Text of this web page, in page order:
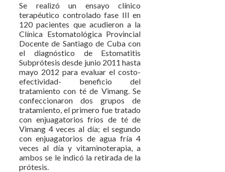
Se realizó un ensayo clínico
terapéutico controlado fase III en
120 pacientes que acudieron a la
Clínica Estomatológica Provincial
Docente de Santiago de Cuba con
el diagnóstico de Estomatitis
Subprótesis desde junio 2011 hasta
mayo 2012 para evaluar el costo-
efectividad- beneficio del
tratamiento con té de Vimang. Se
confeccionaron dos grupos de
tratamiento, el primero fue tratado
con enjuagatorios fríos de té de
Vimang 4 veces al día; el segundo
con enjuagatorios de agua fría 4
veces al día y vitaminoterapia, a
ambos se le indicó la retirada de la
prótesis.